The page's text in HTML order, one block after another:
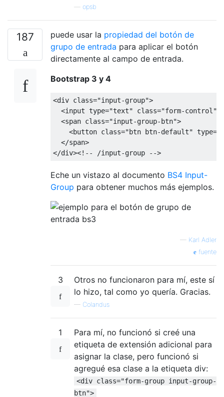
opsb
187 puede usar la propiedad del botón de
grupo de entrada para aplicar el botón
directamente al campo de entrada.
Bootstrap 3 y 4
<div class="input-group">
<input type="text" class="form-control"
<span class="input-group-btn">
<button class="btn btn-default" type=
</span>
</div><!-- /input-group -->
Eche un vistazo al documento BS4 Input-
Group para obtener muchos más ejemplos.
— Karl Adler
fuente
3
Otros no funcionaron para mí, este sí
lo hizo, tal como yo quería. Gracias.
— Colandus
1
Para mí, no funcionó si creé una
etiqueta de extensión adicional para
asignar la clase, pero funcionó si
agregué esa clase a la etiqueta div:
<div class="form-group input-group-
btn">